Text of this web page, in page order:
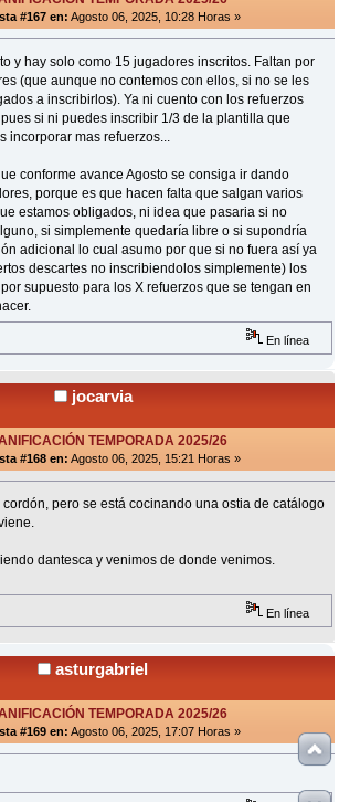
#167 en: Agosto 06, 2025, 10:28 Horas »
y hay solo como 15 jugadores inscritos. Faltan por
(que aunque no contemos con ellos, si no se les
a inscribirlos). Ya ni cuento con los refuerzos
si ni puedes inscribir 1/3 de la plantilla que
incorporar mas refuerzos...
conforme avance Agosto se consiga ir dando
porque es que hacen falta que salgan varios
estamos obligados, ni idea que pasaria si no
si simplemente quedaría libre o si supondría
adicional lo cual asumo por que si no fuera así ya
descartes no inscribiendolos simplemente) los
supuesto para los X refuerzos que se tengan en
En línea
jocarvia
TEMPORADA 2025/26
#168 en: Agosto 06, 2025, 15:21 Horas »
pero se está cocinando una ostia de catálogo
dantesca y venimos de donde venimos.
En línea
asturgabriel
TEMPORADA 2025/26
#169 en: Agosto 06, 2025, 17:07 Horas »